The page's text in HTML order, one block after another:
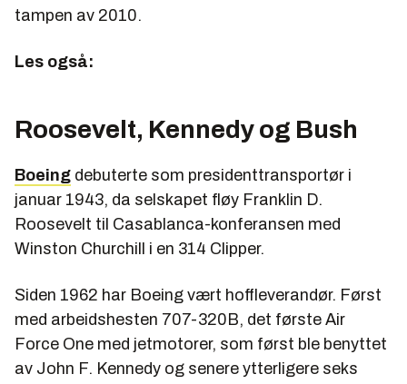
tampen av 2010.
Les også:
Roosevelt, Kennedy og Bush
Boeing debuterte som presidenttransportør i
januar 1943, da selskapet fløy Franklin D.
Roosevelt til Casablanca-konferansen med
Winston Churchill i en 314 Clipper.
Siden 1962 har Boeing vært hoffleverandør. Først
med arbeidshesten 707-320B, det første Air
Force One med jetmotorer, som først ble benyttet
av John F. Kennedy og senere ytterligere seks